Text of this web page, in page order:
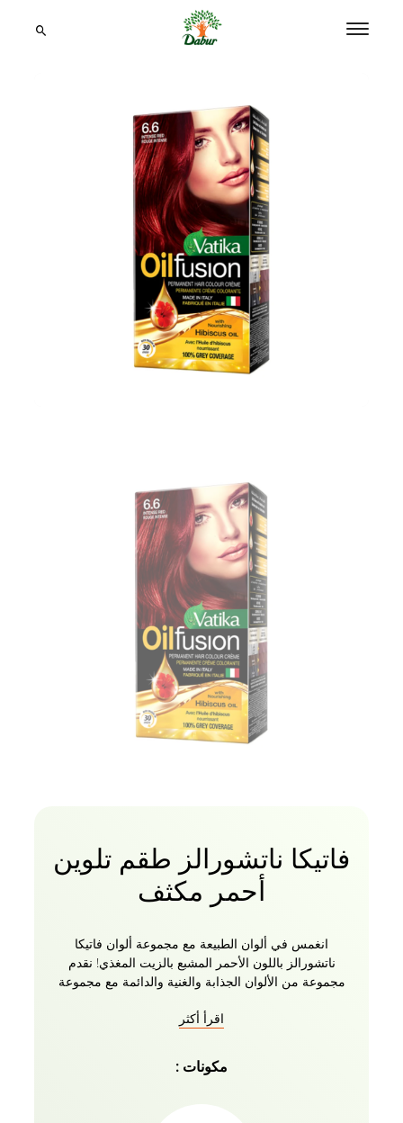
فاتيكا ناتشورالز طقم تلوين
أحمر مكثف
انغمس في ألوان الطبيعة مع مجموعة ألوان فاتيكا
ناتشورالز باللون الأحمر المشبع بالزيت المغذي! نقدم
مجموعة من الألوان الجذابة والغنية والدائمة مع مجموعة
للشعر هي مزيج من المكونات الطبيعية للتلوين المغذي.
لونا طبيعيا لا تشوبه شائبة. تخضع التركيبة السريعة لوقت
تطوير مدته 30 دقيقة للحصول على شعر ناعم ولامع
اقرأ أكثر
مكونات :